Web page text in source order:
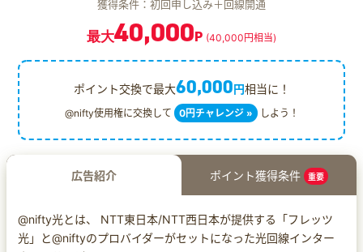
獲得条件：初回申し込み＋回線開通
最大40,000P (40,000円相当)
ポイント交換で最大60,000円相当に！
@nifty使用権に交換して 0円チャレンジ » しよう！
広告紹介 ポイント獲得条件 重要
@nifty光とは、 NTT東日本/NTT西日本が提供する「フレッツ
光」と@niftyのプロバイダーがセットになった光回線インター